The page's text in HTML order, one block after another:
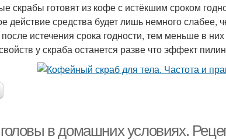
скрабы готовят из кофе с истёкшим сроком
действие средства будет лишь немного
истечения срока годности, тем меньше в
у скраба останется разве что эффект
в домашних условиях.